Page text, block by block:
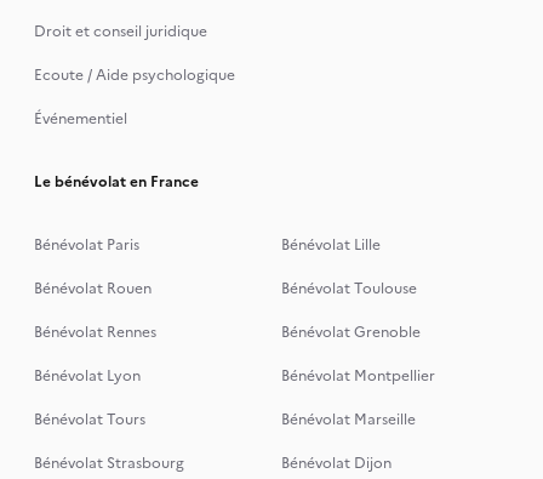
Droit et conseil juridique
Ecoute / Aide psychologique
Événementiel
Le bénévolat en France
Bénévolat Paris
Bénévolat Lille
Bénévolat Rouen
Bénévolat Toulouse
Bénévolat Rennes
Bénévolat Grenoble
Bénévolat Lyon
Bénévolat Montpellier
Bénévolat Tours
Bénévolat Marseille
Bénévolat Strasbourg
Bénévolat Dijon